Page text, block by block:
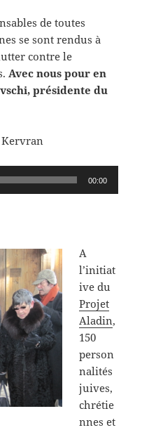
de toutes
se sont rendus à
contre le
Avec nous pour en
présidente du
00:00
A
l’initiat
ive du
Projet
Aladin,
150
person
nalités
juives,
chrétie
nnes et